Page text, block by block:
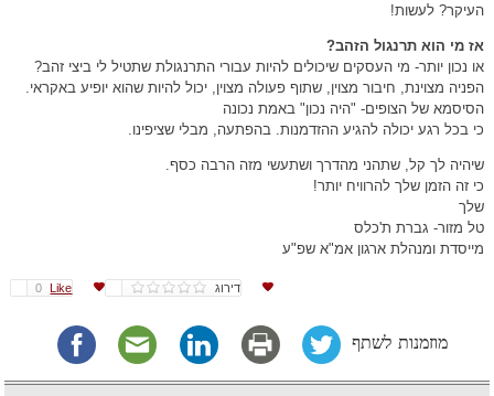
העיקר? לעשות!
אז מי הוא תרנגול הזהב?
או נכון יותר- מי העסקים שיכולים להיות עבורי התרנגולת שתטיל לי ביצי זהב?
הפניה מצוינת, חיבור מצוין, שתוף פעולה מצוין, יכול להיות שהוא יופיע באקראי.
הסיסמא של הצופים- "היה נכון" באמת נכונה
כי בכל רגע יכולה להגיע ההזדמנות. בהפתעה, מבלי שציפינו.
שיהיה לך קל, שתהני מהדרך ושתעשי מזה הרבה כסף.
כי זה הזמן שלך להרוויח יותר!
שלך
טל מזור- גברת ת'כלס
מייסדת ומנהלת ארגון אמ"א שפ"ע
Like
0 דירוג
מוזמנות לשתף